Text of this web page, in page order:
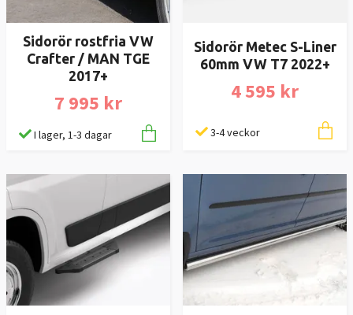
Sidorör rostfria VW
Crafter / MAN TGE
2017+
7 995 kr
I lager, 1-3 dagar
Sidorör Metec S-Liner
60mm VW T7 2022+
4 595 kr
3-4 veckor